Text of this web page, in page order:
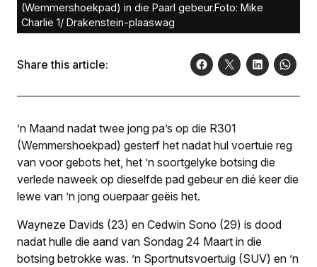
(Wemmershoekpad) in die Paarl gebeur.Foto: Mike
Charlie 1/ Drakenstein-plaaswag
Share this article:
’n Maand nadat twee jong pa’s op die R301
(Wemmershoekpad) gesterf het nadat hul voertuie reg
van voor gebots het, het ’n soortgelyke botsing die
verlede naweek op dieselfde pad gebeur en dié keer die
lewe van ’n jong ouerpaar geëis het.
Wayneze Davids (23) en Cedwin Sono (29) is dood
nadat hulle die aand van Sondag 24 Maart in die
botsing betrokke was. ’n Sportnutsvoertuig (SUV) en ’n